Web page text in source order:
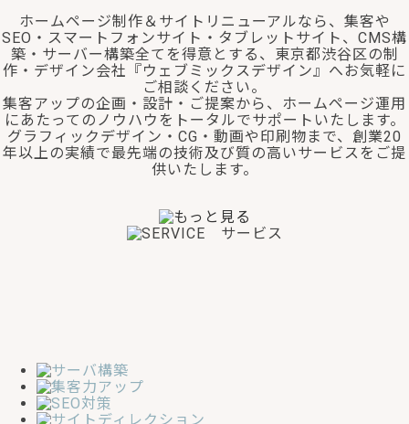
ホームページ制作＆サイトリニューアルなら、集客や
SEO・スマートフォンサイト・タブレットサイト、CMS構
築・サーバー構築全てを得意とする、東京都渋谷区の制
作・デザイン会社『ウェブミックスデザイン』へお気軽に
ご相談ください。
集客アップの企画・設計・ご提案から、ホームページ運用
にあたってのノウハウをトータルでサポートいたします。
グラフィックデザイン・CG・動画や印刷物まで、創業20
年以上の実績で最先端の技術及び質の高いサービスをご提
供いたします。